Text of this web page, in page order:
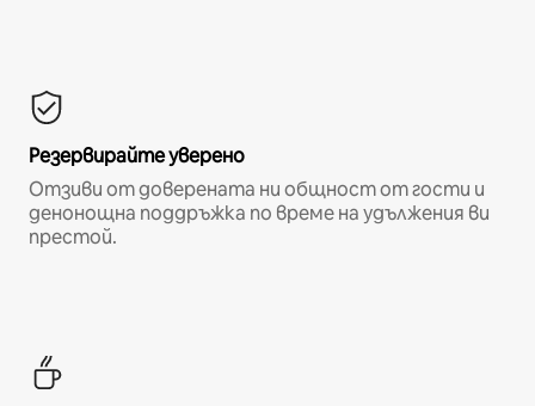
Резервирайте уверено
Отзиви от доверената ни общност от гости и
денонощна поддръжка по време на удължения ви
престой.